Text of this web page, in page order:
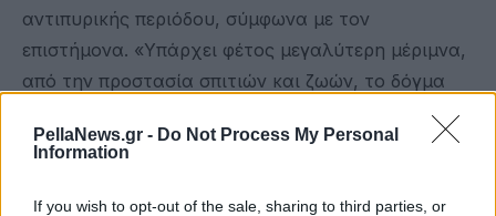
PellaNews.gr - Do Not Process My Personal
Information
If you wish to opt-out of the sale, sharing to third parties, or
αντιπυρικής περιόδου, σύμφωνα με τον
επιστήμονα. «Υπάρχει φέτος μεγαλύτερη μέριμνα,
από την προστασία σπιτιών και ζωών, το δόγμα
άλλαξε στο ότι πλέον πολεμάμε άμεσα και όσο πιο
σύντομα γίνεται και κάθε πυρκαγιά μέσα στο
δάσους παραμένει ανοιχτό, εφόσον δεν καεί από